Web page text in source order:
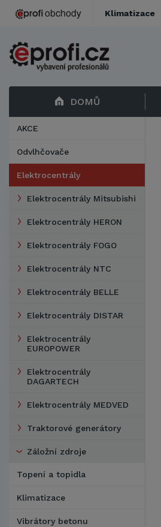
DOMŮ
AKCE
Odvlhčovače
Elektrocentrály
Elektrocentrály Mitsubishi
Elektrocentrály HERON
Elektrocentrály FOGO
Elektrocentrály NTC
Elektrocentrály BELLE
Elektrocentrály DISTAR
Elektrocentrály
EUROPOWER
Elektrocentrály
DAGARTECH
Elektrocentrály MEDVED
Traktorové generátory
Záložní zdroje
Topení a topidla
Klimatizace
Vibrátory betonu
Klimatizace